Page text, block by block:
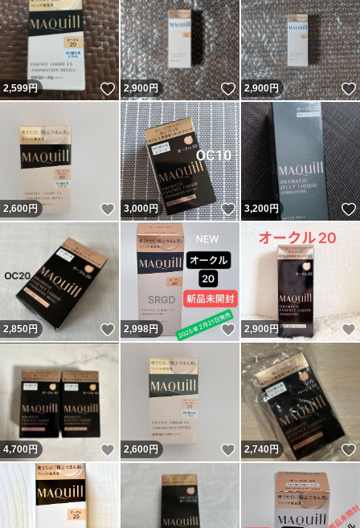
2,599円 いいね！
2,900円 いいね！
2,900円
2,600円 いいね！
3,000円 いいね！
3,200円
2,850円 いいね！
2,998円 いいね！
2,900円
4,700円 いいね！
2,600円 いいね！
2,740円